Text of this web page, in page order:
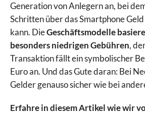
Generation von Anlegern an, bei
Schritten über das Smartphone
kann. DieGeschäftsmodelle
besonders niedrigen Gebühren,
Transaktion fällt ein symbolischer
Euro an. Und das Gute daran: Bei
Gelder genauso sicher wie bei
Erfahre in diesem Artikel wie wir